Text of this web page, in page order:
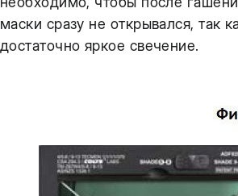
маски сразу не открывался, так
достаточно яркое свечение.